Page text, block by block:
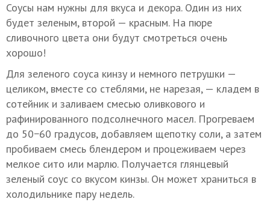
Соусы нам нужны для вкуса и декора. Один из них
будет зеленым, второй — красным. На пюре
сливочного цвета они будут смотреться очень
хорошо!
Для зеленого соуса кинзу и немного петрушки —
целиком, вместе со стеблями, не нарезая, — кладем в
сотейник и заливаем смесью оливкового и
рафинированного подсолнечного масел. Прогреваем
до 50−60 градусов, добавляем щепотку соли, а затем
пробиваем смесь блендером и процеживаем через
мелкое сито или марлю. Получается глянцевый
зеленый соус со вкусом кинзы. Он может храниться в
холодильнике пару недель.